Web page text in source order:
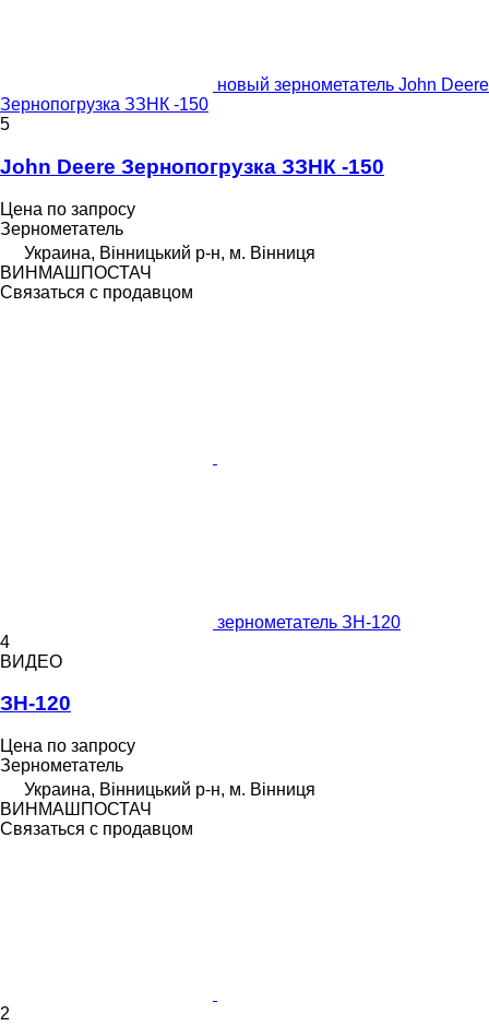
новый зернометатель John Deere
Зернопогрузка ЗЗНК -150
5
John Deere Зернопогрузка ЗЗНК -150
Цена по запросу
Зернометатель
Украина, Вінницький р-н, м. Вінниця
ВИНМАШПОСТАЧ
Связаться с продавцом
зернометатель ЗН-120
4
ВИДЕО
ЗН-120
Цена по запросу
Зернометатель
Украина, Вінницький р-н, м. Вінниця
ВИНМАШПОСТАЧ
Связаться с продавцом
2